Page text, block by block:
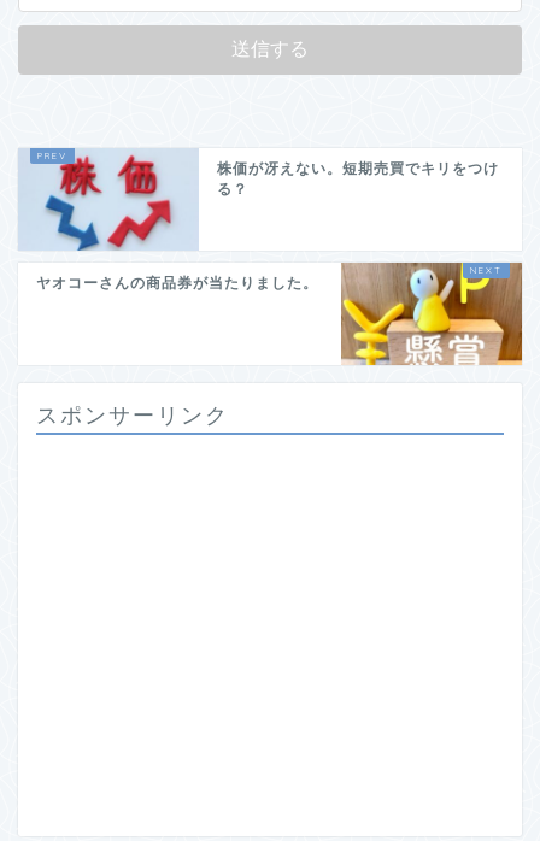
株価が冴えない。短期売買でキリをつけ
る？
ヤオコーさんの商品券が当たりました。
スポンサーリンク